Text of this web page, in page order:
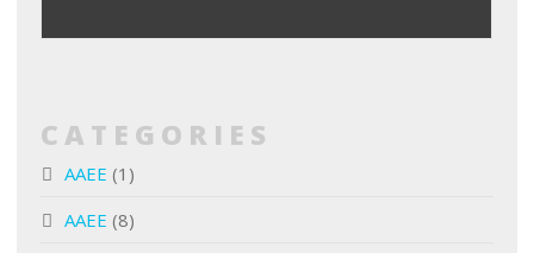
CATEGORIES
AAEE (1)
AAEE (8)